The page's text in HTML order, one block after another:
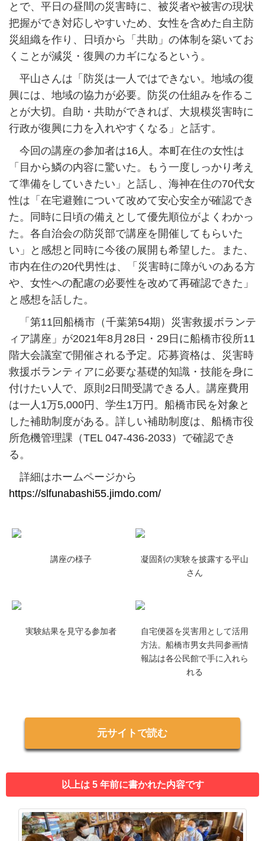
とで、平日の昼間の災害時に、被災者や被害の現状
把握ができ対応しやすいため、女性を含めた自主防
災組織を作り、日頃から「共助」の体制を築いてお
くことが減災・復興のカギになるという。
平山さんは「防災は一人ではできない。地域の復
興には、地域の協力が必要。防災の仕組みを作るこ
とが大切。自助・共助ができれば、大規模災害時に
行政が復興に力を入れやすくなる」と話す。
今回の講座の参加者は16人。本町在住の女性は
「目から鱗の内容に驚いた。もう一度しっかり考え
て準備をしていきたい」と話し、海神在住の70代女
性は「在宅避難について改めて安心安全が確認でき
た。同時に日頃の備えとして優先順位がよくわかっ
た。各自治会の防災部で講座を開催してもらいた
い」と感想と同時に今後の展開も希望した。また、
市内在住の20代男性は、「災害時に障がいのある方
や、女性への配慮の必要性を改めて再確認できた」
と感想を話した。
「第11回船橋市（千葉第54期）災害救援ボランテ
ィア講座」が2021年8月28日・29日に船橋市役所11
階大会議室で開催される予定。応募資格は、災害時
救援ボランティアに必要な基礎的知識・技能を身に
付けたい人で、原則2日間受講できる人。講座費用
は一人1万5,000円、学生1万円。船橋市民を対象と
した補助制度がある。詳しい補助制度は、船橋市役
所危機管理課（TEL 047-436-2033）で確認でき
る。
詳細はホームページから
https://slfunabashi55.jimdo.com/
講座の様子
凝固剤の実験を披露する平山
さん
実験結果を見守る参加者
自宅便器を災害用として活用
方法。船橋市男女共同参画情
報誌は各公民館で手に入れら
れる
元サイトで読む
以上は 5 年前に書かれた内容です